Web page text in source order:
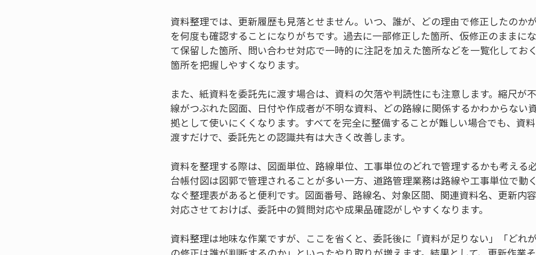
資料整理では、更新履歴も見落とせません。いつ、誰が、どの理由で修正したのか
を何度も確認することになりがちです。過去に一部修正した箇所、仮修正のままに
て保留した箇所、問い合わせ対応で一時的に注記を加えた箇所などを一覧化してお
箇所を把握しやすくなります。
また、紙資料を委託先に渡す場合は、資料の欠落や判読性にも注意します。縮尺が
線がつぶれた図面、日付や作成者が不明な資料、どの路線に関係するかわからない
拠として使いにくくなります。すべてを完全に整備することが難しい場合でも、資
渡すだけで、委託先との認識共有は大きく改善します。
資料を整理する際は、図面単位、路線単位、工事単位のどれで管理するかも考える
台帳付図は図郭で管理されることが多い一方、道路管理業務は路線や工事単位で動
なぐ整理表があると便利です。図面番号、路線名、対象区間、関連資料名、更新内
対応させておけば、委託中の質問対応や成果品確認がしやすくなります。
資料整理は地味な作業ですが、ここを省くと、委託後に「資料が足りない」「どれ